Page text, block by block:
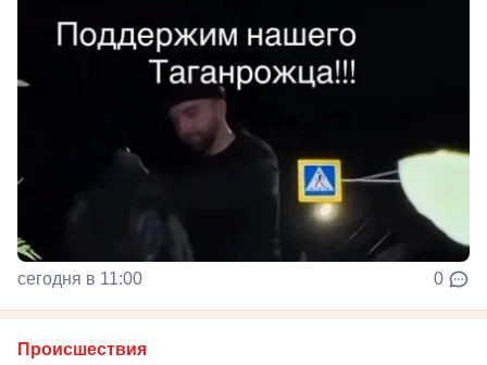
сегодня в 11:00 0
Происшествия